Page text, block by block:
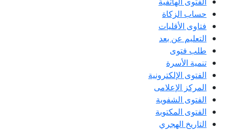
حساب الزكاة
فتاوى الأقليات
التعليم عن بعد
طلب فتوى
تنمية الأسرة
الفتوى الإلكترونية
المركز الإعلامى
الفتوى الشفوية
الفتوى المكتوبة
التاريخ الهجري